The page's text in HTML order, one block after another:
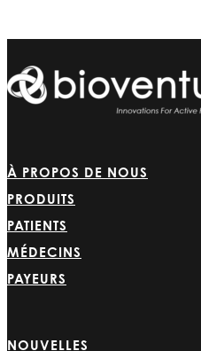
À PROPOS DE NOUS
PRODUITS
PATIENTS
MÉDECINS
PAYEURS
NOUVELLES